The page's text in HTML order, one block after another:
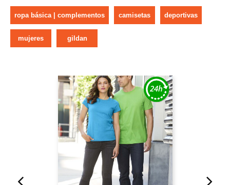
ropa básica | complementos camisetas deportivas
mujeres gildan